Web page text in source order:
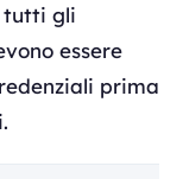
tutti gli
essere
prima